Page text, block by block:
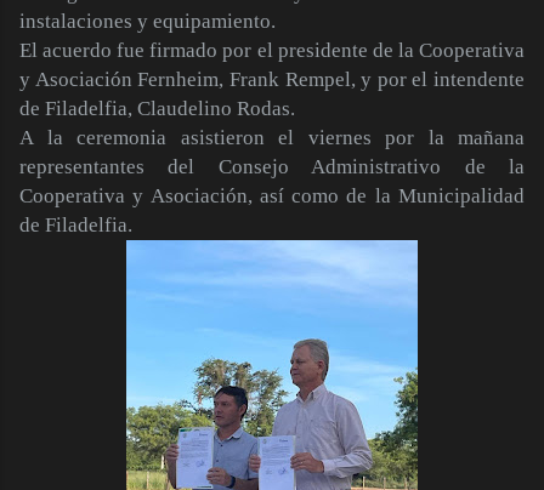
instalaciones y equipamiento.
El acuerdo fue firmado por el presidente de la Cooperativa
y Asociación Fernheim, Frank Rempel, y por el intendente
de Filadelfia, Claudelino Rodas.
A la ceremonia asistieron el viernes por la mañana
representantes del Consejo Administrativo de la
Cooperativa y Asociación, así como de la Municipalidad
de Filadelfia.